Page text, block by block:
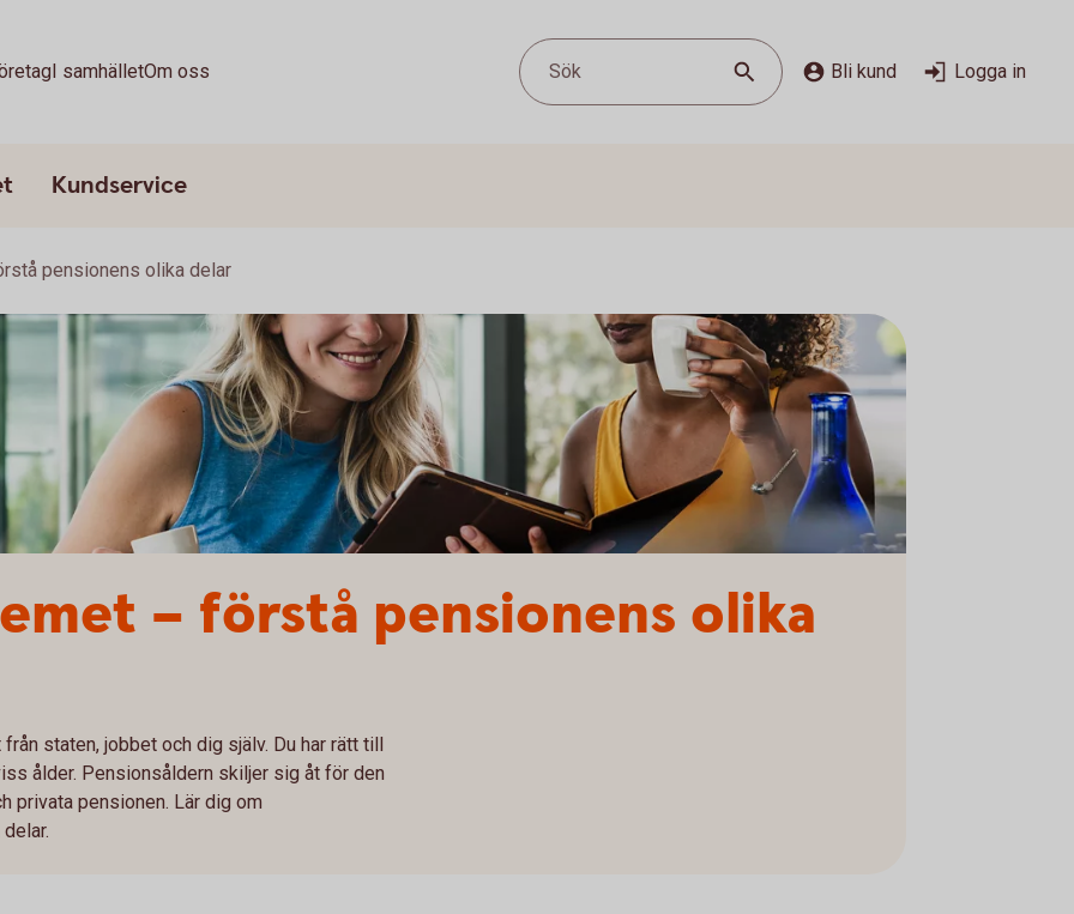
I samhälletOm oss Sök Bli kund Logga in
Kundservice
pensionens olika delar
– förstå pensionens olika
staten, jobbet och dig själv. Du har rätt till
ålder. Pensionsåldern skiljer sig åt för den
privata pensionen. Lär dig om